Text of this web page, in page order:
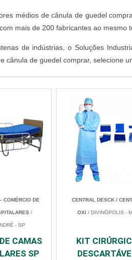
médios de cânula de guedel
mais de 200 fabricantes ao mesmo
de indústrias, o Soluções
cânula de guedel comprar, selecione
COMÉRCIO DE
/
- SP
CAMAS
SP
CENTRAL DESCK /
OXI/ DIVINÓPOLIS -
KIT